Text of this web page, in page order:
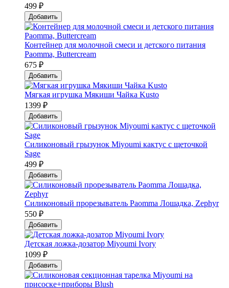
499 ₽
Добавить
Контейнер для молочной смеси и детского питания
Paomma, Buttercream
675 ₽
Добавить
Мягкая игрушка Мякиши Чайка Kusto
1399 ₽
Добавить
Силиконовый грызунок Мiyoumi кактус с щеточкой
Sage
499 ₽
Добавить
Силиконовый прорезыватель Paomma Лошадка, Zephyr
550 ₽
Добавить
Детская ложка-дозатор Мiyoumi Ivory
1099 ₽
Добавить